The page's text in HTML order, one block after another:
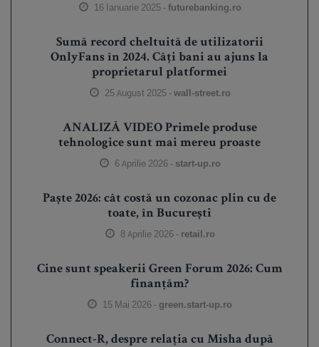
16 Ianuarie 2025 -futurebanking.ro
Sumă record cheltuită de utilizatorii
OnlyFans în 2024. Câți bani au ajuns la
proprietarul platformei
25 August 2025 -wall-street.ro
ANALIZĂ VIDEO Primele produse
tehnologice sunt mai mereu proaste
6 Aprilie 2026 - start-up.ro
Paște 2026: cât costă un cozonac plin cu de
toate, în București
8 Aprilie 2026 - retail.ro
Cine sunt speakerii Green Forum 2026: Cum
finanțăm?
15 Mai 2026 - green.start-up.ro
Connect-R, despre relația cu Misha după